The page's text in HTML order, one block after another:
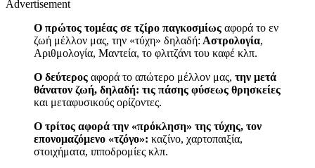
Advertisement
Ο πρώτος τομέας σε τζίρο παγκοσμίως αφορά το εν
ζωή μέλλον μας, την «τύχη» δηλαδή: Αστρολογία,
Αριθμολογία, Μαντεία, το φλιτζάνι του καφέ κλπ.
Ο δεύτερος αφορά το απώτερο μέλλον μας, την μετά
θάνατον ζωή, δηλαδή: τις πάσης φύσεως θρησκείες
και μεταφυσικούς ορίζοντες.
Ο τρίτος αφορά την «πρόκληση» της τύχης, τον
επονομαζόμενο «τζόγο»: καζίνο, χαρτοπαιξία,
στοιχήματα, ιπποδρομίες κλπ.